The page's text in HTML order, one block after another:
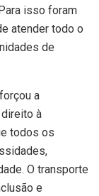
isso foram
atender todo o
de
a
à
todos os
O transporte
e